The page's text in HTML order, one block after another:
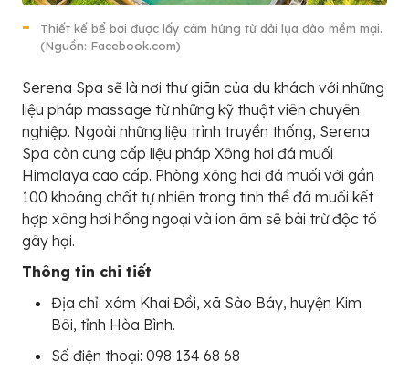
Thiết kế bể bơi được lấy cảm hứng từ dải lụa đào mềm mại.
(Nguồn: Facebook.com)
Serena Spa sẽ là nơi thư giãn của du khách với những
liệu pháp massage từ những kỹ thuật viên chuyên
nghiệp. Ngoài những liệu trình truyền thống, Serena
Spa còn cung cấp liệu pháp Xông hơi đá muối
Himalaya cao cấp. Phòng xông hơi đá muối với gần
100 khoáng chất tự nhiên trong tinh thể đá muối kết
hợp xông hơi hồng ngoại và ion âm sẽ bài trừ độc tố
gây hại.
Thông tin chi tiết
Địa chỉ: xóm Khai Đồi, xã Sào Báy, huyện Kim
Bôi, tỉnh Hòa Bình.
Số điện thoại: 098 134 68 68